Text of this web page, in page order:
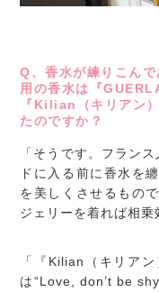
Q、香水が練りこん
用の香水は『
『Kilian（キリアン
たのですか？
「そうです。フラン
ドに入る前に香水を
を美しくさせるもの
ジェリーを着れば相乗
「『Kilian（キリア
は“Love, don’t be